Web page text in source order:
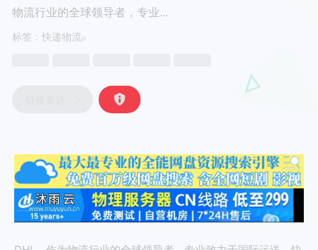
物流行业的全球领导者，专业...
标签： 快递物流